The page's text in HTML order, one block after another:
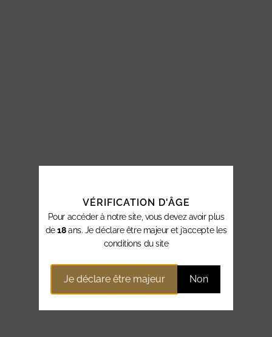
VÉRIFICATION D'ÂGE
Pour accéder à notre site, vous devez avoir plus
de18ans. Je déclare être majeur et j’accepte les
conditions du site
Je déclare être majeur Non